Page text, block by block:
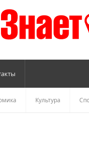
Культура